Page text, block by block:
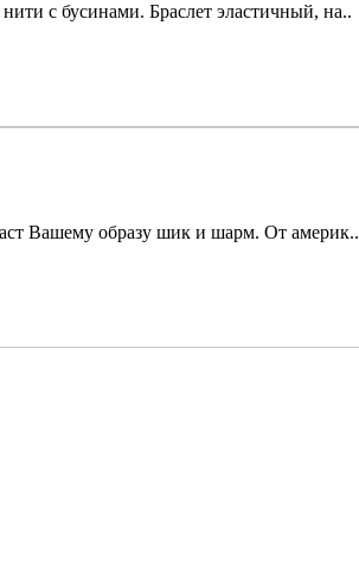
с бусинами. Браслет эластичный, на..
Вашему образу шик и шарм. От америк..